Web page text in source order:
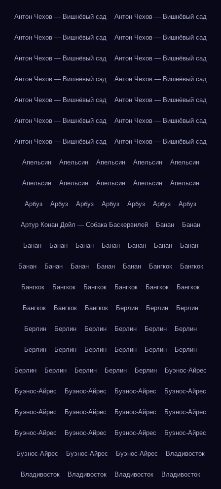
Антон Чехов — Вишнёвый сад Антон Чехов — Вишнёвый сад
Антон Чехов — Вишнёвый сад Антон Чехов — Вишнёвый сад
Антон Чехов — Вишнёвый сад Антон Чехов — Вишнёвый сад
Антон Чехов — Вишнёвый сад Антон Чехов — Вишнёвый сад
Антон Чехов — Вишнёвый сад Антон Чехов — Вишнёвый сад
Антон Чехов — Вишнёвый сад Антон Чехов — Вишнёвый сад
Антон Чехов — Вишнёвый сад Антон Чехов — Вишнёвый сад
Апельсин Апельсин Апельсин Апельсин Апельсин
Апельсин Апельсин Апельсин Апельсин Апельсин
Арбуз Арбуз Арбуз Арбуз Арбуз Арбуз Арбуз
Артур Конан Дойл — Собака Баскервилей Банан Банан
Банан Банан Банан Банан Банан Банан Банан
Банан Банан Банан Банан Банан Бангкок Бангкок
Бангкок Бангкок Бангкок Бангкок Бангкок Бангкок
Бангкок Бангкок Бангкок Берлин Берлин Берлин
Берлин Берлин Берлин Берлин Берлин Берлин
Берлин Берлин Берлин Берлин Берлин Берлин
Берлин Берлин Берлин Берлин Берлин Буэнос-Айрес
Буэнос-Айрес Буэнос-Айрес Буэнос-Айрес Буэнос-Айрес
Буэнос-Айрес Буэнос-Айрес Буэнос-Айрес Буэнос-Айрес
Буэнос-Айрес Буэнос-Айрес Буэнос-Айрес Буэнос-Айрес
Буэнос-Айрес Буэнос-Айрес Буэнос-Айрес Владивосток
Владивосток Владивосток Владивосток Владивосток